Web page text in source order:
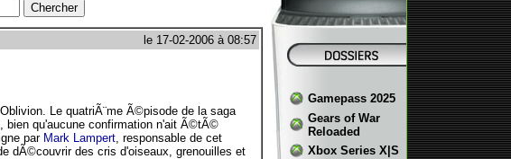
le 17-02-2006 à 08:57
Le quatriÃ¨me Ã©pisode de la saga
bien qu'aucune confirmation n'ait Ã©tÃ©
par Mark Lampert, responsable de cet
dÃ©couvrir des cris d'oiseaux, grenouilles et
Gamepass 2025
Gears of War
Reloaded
Xbox Series X|S